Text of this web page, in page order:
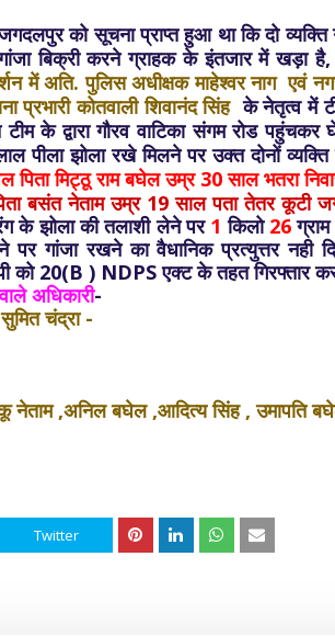
जगदलपुर को सूचना प्राप्त हुआ था कि दो
बिक्री करने ग्राहक के इंतजार में खड़ा
में अति. पुलिस अधीक्षक माहेश्वर नाग एवं
प्रभारी कोतवाली शिवानंद सिंह के नेतृत्व में
टीम के द्वारा गौरव वाटिका संगम रोड
पीला झोला रखे मिलने पर उक्त दोनों
मिट्ठू राम बघेल उम्र 30 साल भतरा
बसंत नेताम उम्र 19 साल पता तेतर कूटी
के झोला की तलाशी लेने पर 1 किलो 26
गांजा रखने का वैधानिक प्रत्युत्तर नही
को 20(B ) NDPS एक्ट के तहत गिरफ्तार कर
अधिकारी-
चंद्रा -
नेताम ,अनिल बघेल ,आदित्य सिंह , उमापति
Twitter